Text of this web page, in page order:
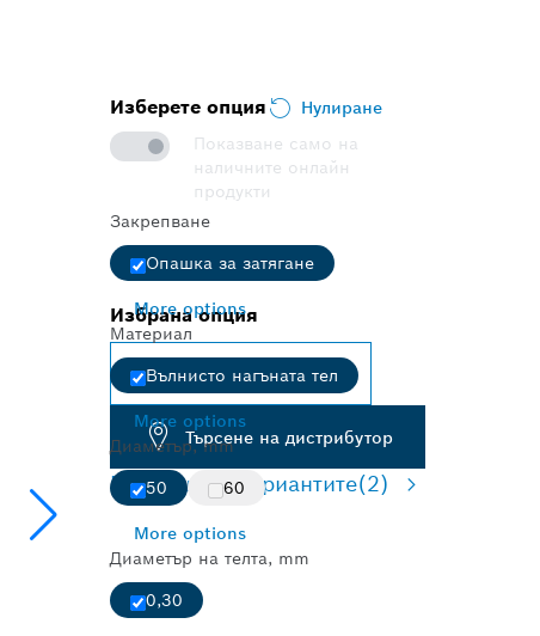
Изберете опция
Нулиране
Показване само на
наличните онлайн
продукти
Закрепване
Опашка за затягане
More options
Материал
Вълнисто нагъната тел
More options
Диаметър, mm
50
60
More options
Диаметър на телта, mm
0,30
Избрана опция
Промяна на вариант
Търсене на дистрибутор
Преглед на вариантите(2)